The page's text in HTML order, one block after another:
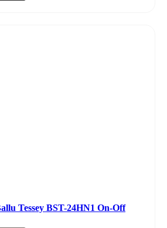
Tessey BST-24HN1 On-Off